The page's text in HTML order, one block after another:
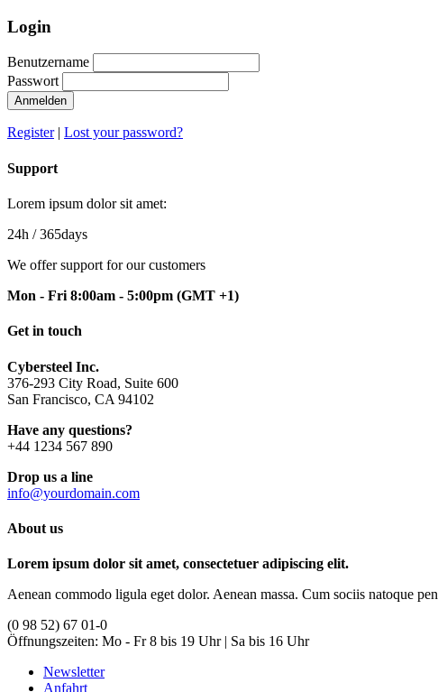
Login
Benutzername
Passwort
Anmelden
Register| Lost your password?
Support
Lorem ipsum dolor sit amet:
24h / 365days
We offer support for our customers
Mon - Fri 8:00am - 5:00pm (GMT +1)
Get in touch
Cybersteel Inc.
376-293 City Road, Suite 600
San Francisco, CA 94102
Have any questions?
+44 1234 567 890
Drop us a line
info@yourdomain.com
About us
Lorem ipsum dolor sit amet, consectetuer adipiscing elit.
Aenean commodo ligula eget dolor. Aenean massa. Cum sociis natoque
(0 98 52) 67 01-0
Öffnungszeiten: Mo - Fr 8 bis 19 Uhr | Sa bis 16 Uhr
Newsletter
Anfahrt